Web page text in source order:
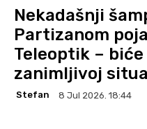
Nekadašnji
Partizanom
Teleoptik – biće
zanimljivoj
Stefan 8 Jul 2026. 18:44